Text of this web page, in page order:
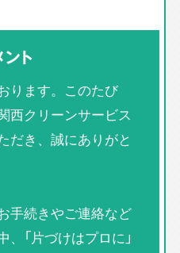
ト
ります。このたび
西クリーンサービス
だき、誠にありがと
手続きやご連絡など
「片づけはプロに」